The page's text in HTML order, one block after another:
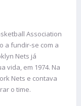
Association
a fundir-se com a
Nets já
vida, em 1974. Na
Nets e contava
o time.